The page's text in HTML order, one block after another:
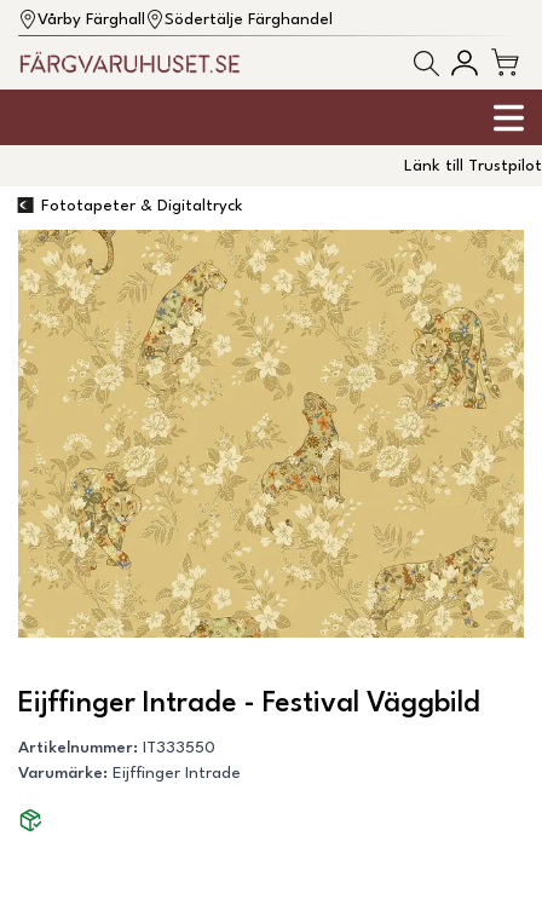
Vårby Färghall Södertälje Färghandel
Länk till Trustpilot
Fototapeter & Digitaltryck
Eijffinger Intrade - Festival Väggbild
Artikelnummer:
IT333550
Varumärke: Eijffinger Intrade